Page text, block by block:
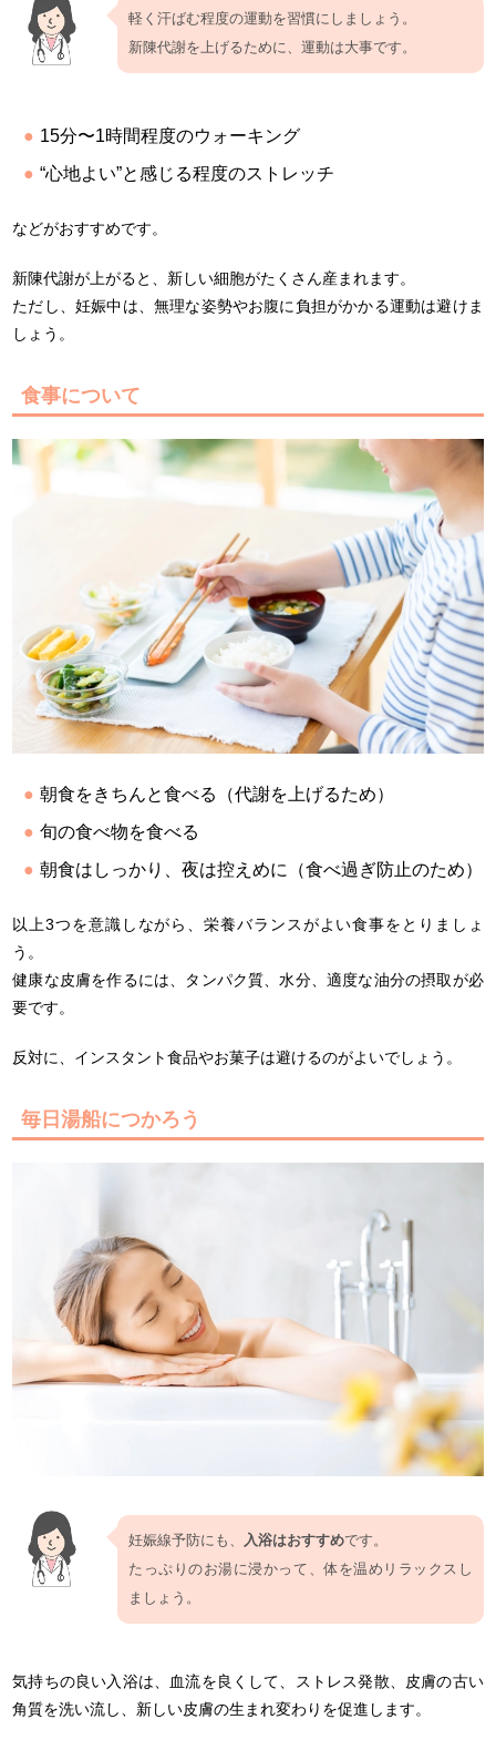
軽く汗ばむ程度の運動を習慣にしましょう。
新陳代謝を上げるために、運動は大事です。
15分〜1時間程度のウォーキング
“心地よい”と感じる程度のストレッチ
などがおすすめです。
新陳代謝が上がると、新しい細胞がたくさん産まれます。
ただし、妊娠中は、無理な姿勢やお腹に負担がかかる運動は避けま
しょう。
食事について
朝食をきちんと食べる（代謝を上げるため）
旬の食べ物を食べる
朝食はしっかり、夜は控えめに（食べ過ぎ防止のため）
以上3つを意識しながら、栄養バランスがよい食事をとりましょ
う。
健康な皮膚を作るには、タンパク質、水分、適度な油分の摂取が必
要です。
反対に、インスタント食品やお菓子は避けるのがよいでしょう。
毎日湯船につかろう
妊娠線予防にも、 入浴はおすすめです。
たっぷりのお湯に浸かって、体を温めリラックスし
ましょう。
気持ちの良い入浴は、血流を良くして、ストレス発散、皮膚の古い
角質を洗い流し、新しい皮膚の生まれ変わりを促進します。